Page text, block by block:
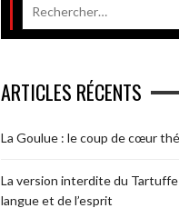
ARTICLES RÉCENTS
La Goulue : le coup de cœur
La version interdite du Tartuffe
langue et de l’esprit